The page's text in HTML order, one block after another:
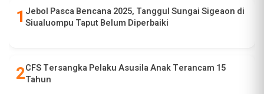
Jebol Pasca Bencana 2025, Tanggul Sungai Sigeaon di
Siualuompu Taput Belum Diperbaiki
CFS Tersangka Pelaku Asusila Anak Terancam 15
Tahun